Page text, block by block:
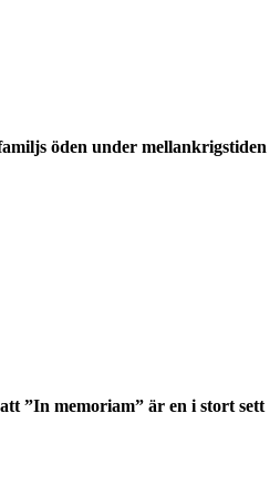
öden under mellankrigstiden
”In memoriam” är en i stort sett